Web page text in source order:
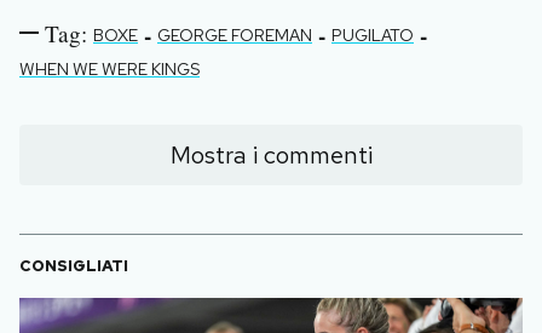
Tag: BOXE - GEORGE FOREMAN - PUGILATO -
WHEN WE WERE KINGS
Mostra i commenti
CONSIGLIATI